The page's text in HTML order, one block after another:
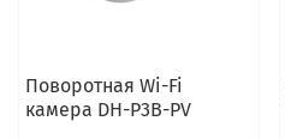
Поворотная Wi-Fi
камера DH-P3B-PV